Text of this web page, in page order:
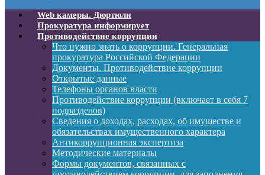
Web камеры. Дюртюли
Прокуратура информирует
Противодействие коррупции
Что нужно знать о коррупции. Генеральная
прокуратура Российской Федерации
Документы. Противодействие коррупции
Открытые данные
Телефоны органов власти
Противодействие коррупции (включает в себя 7
подразделов)
Сведения о доходах, расходах, об имуществе и
обязательствах имущественного характера
Антикоррупционная экспертиза
Методические материалы
Формы документов, связанных с